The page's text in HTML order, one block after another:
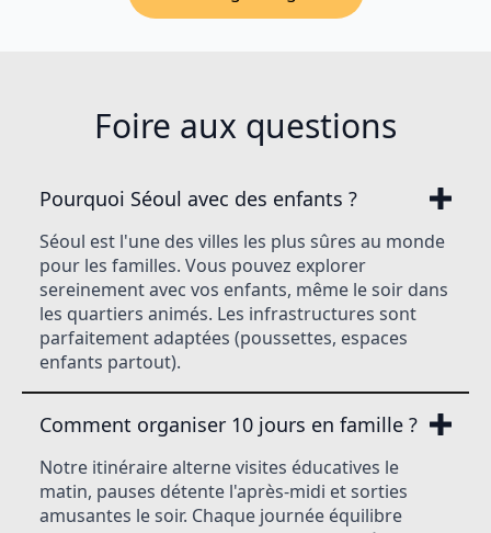
Foire aux questions
Pourquoi Séoul avec des enfants ?
Séoul est l'une des villes les plus sûres au monde
pour les familles. Vous pouvez explorer
sereinement avec vos enfants, même le soir dans
les quartiers animés. Les infrastructures sont
parfaitement adaptées (poussettes, espaces
enfants partout).
Comment organiser 10 jours en famille ?
Notre itinéraire alterne visites éducatives le
matin, pauses détente l'après-midi et sorties
amusantes le soir. Chaque journée équilibre